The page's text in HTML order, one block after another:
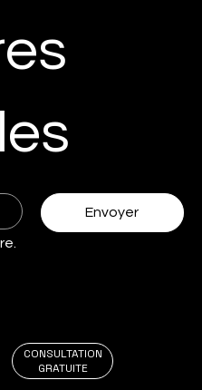
Envoyer
CONSULTATION
GRATUITE